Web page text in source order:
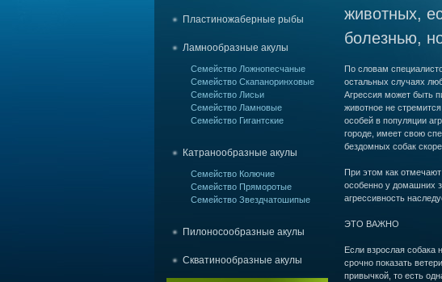
Пластиножаберные рыбы
Ламнообразные акулы
Семейство Ложнопесчаные
Семейство Скапаноринховые
Семейство Лисьи
Семейство Ламновые
Семейство Гигантские
Катранообразные акулы
Семейство Колючие
Семейство Пряморотые
Семейство Звездчатошипые
Пилоносообразные акулы
Скватинообразные акулы
животных,
болезнью,
По словам
остальных случаях
Агрессия может быть
животное не
особей в популяции
городе, имеет свою
бездомных собак
При этом как
особенно у домашних
агрессивность
ЭТО ВАЖНО
Если взрослая собака
срочно показать
привычкой, то есть